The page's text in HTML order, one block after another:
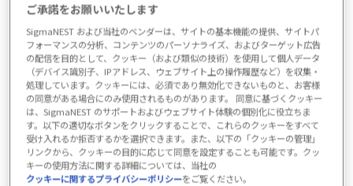
日付の書式は、ページの言語と、ブラウ
ザの環境設定で設定されているページ言
語の国別バージョンに基づいています。
これらの設定を将来ウェブサイトを訪問
した際にも保持するためには、機能的ク
ッキーを選択する必要があります。
ご承諾をお願いいたします
SigmaNEST および当社のベンダーは、サイトの基本機能の提供、サイトパ
フォーマンスの分析、コンテンツのパーソナライズ、およびターゲット広告
の配信を目的として、クッキー（および類似の技術）を使用して個人データ
（デバイス識別子、IPアドレス、ウェブサイト上の操作履歴など）を収集・
処理しています。クッキーには、必須であり無効化できないものと、お客様
の同意がある場合にのみ使用されるものがあります。 同意に基づくクッキー
は、SigmaNEST のサポートおよびウェブサイト体験の個別化に役立ちま
す。以下の適切なボタンをクリックすることで、これらのクッキーをすべて
受け入れるか拒否するかを選択できます。また、以下の「クッキーの管理」
リンクから、クッキーの目的に応じて同意を設定することも可能です。クッ
キーの使用方法に関する詳細については、当社の
クッキーに関するプライバシーポリシーをご覧ください。